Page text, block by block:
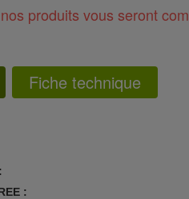
produits vous seront
Fiche technique
:
: